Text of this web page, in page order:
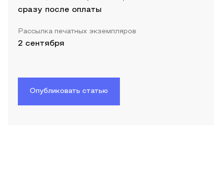
сразу после оплаты
Рассылка печатных экземпляров
2 сентября
Опубликовать статью